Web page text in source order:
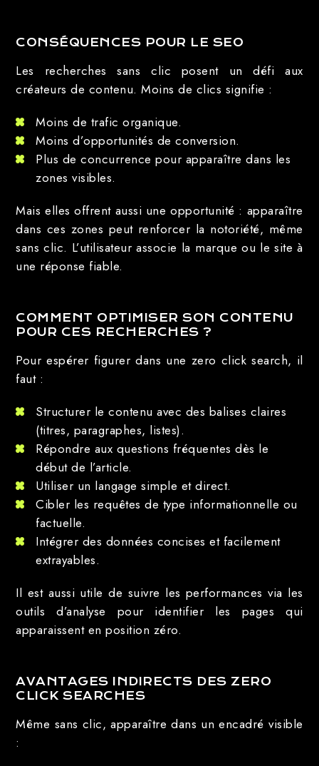
CONSÉQUENCES POUR LE SEO
Les recherches sans clic posent un défi aux
créateurs de contenu. Moins de clics signifie :
Moins de trafic organique.
Moins d’opportunités de conversion.
Plus de concurrence pour apparaître dans les
zones visibles.
Mais elles offrent aussi une opportunité : apparaître
dans ces zones peut renforcer la notoriété, même
sans clic. L’utilisateur associe la marque ou le site à
une réponse fiable.
COMMENT OPTIMISER SON CONTENU
POUR CES RECHERCHES ?
Pour espérer figurer dans une zero click search, il
faut :
Structurer le contenu avec des balises claires
(titres, paragraphes, listes).
Répondre aux questions fréquentes dès le
début de l’article.
Utiliser un langage simple et direct.
Cibler les requêtes de type informationnelle ou
factuelle.
Intégrer des données concises et facilement
extrayables.
Il est aussi utile de suivre les performances via les
outils d’analyse pour identifier les pages qui
apparaissent en position zéro.
AVANTAGES INDIRECTS DES ZERO
CLICK SEARCHES
Même sans clic, apparaître dans un encadré visible
: